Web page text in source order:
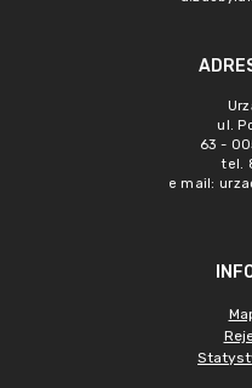
ul.
63 -
tel.
e mail: